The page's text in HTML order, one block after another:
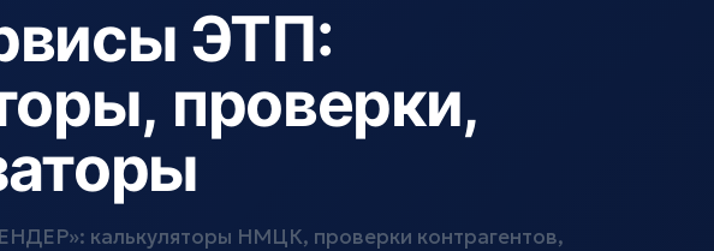
ЭТП:
проверки,
калькуляторы НМЦК, проверки контрагентов,